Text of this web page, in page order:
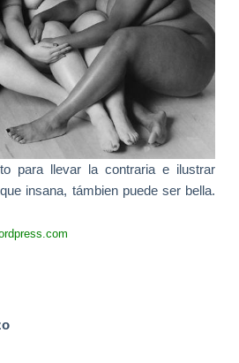
para llevar la contraria e ilustrar
insana, támbien puede ser bella.